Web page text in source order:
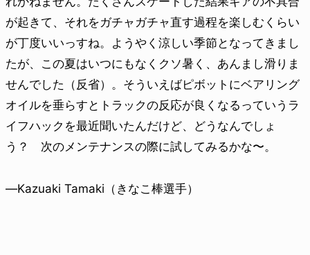
が起きて、それをガチャガチャ直す過程を楽しむくらい
が丁度いいっすね。ようやく涼しい季節となってきまし
たが、この夏はいつにもなくクソ暑く、あんまし滑りま
せんでした（反省）。そういえばピボットにベアリング
オイルを垂らすとトラックの反応が良くなるっていうラ
イフハックを最近聞いたんだけど、どうなんでしょ
う？ 次のメンテナンスの際に試してみるかな〜。
—Kazuaki Tamaki（きなこ棒選手）